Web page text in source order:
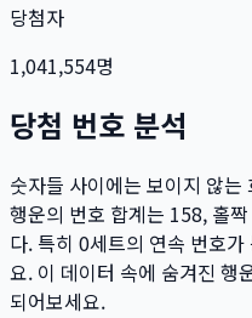
당첨자
1,041,554명
당첨 번호 분석
숫자들 사이에는 보이지 않
행운의 번호 합계는 158, 홀
다. 특히 0세트의 연속 번호
요. 이 데이터 속에 숨겨진 행
되어보세요.